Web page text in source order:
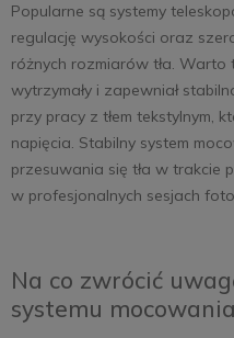
Popularne są systemy
regulację wysokości oraz
różnych rozmiarów tła. Warto
wytrzymały i zapewniał
przy pracy z tłem tekstylnym,
napięcia. Stabilny system
przesuwania się tła w trakcie
w profesjonalnych sesjach
Na co zwrócić
systemu mocowania